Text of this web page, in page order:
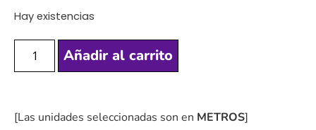
Hay existencias
Añadir al carrito
[Las unidades seleccionadas son en METROS]